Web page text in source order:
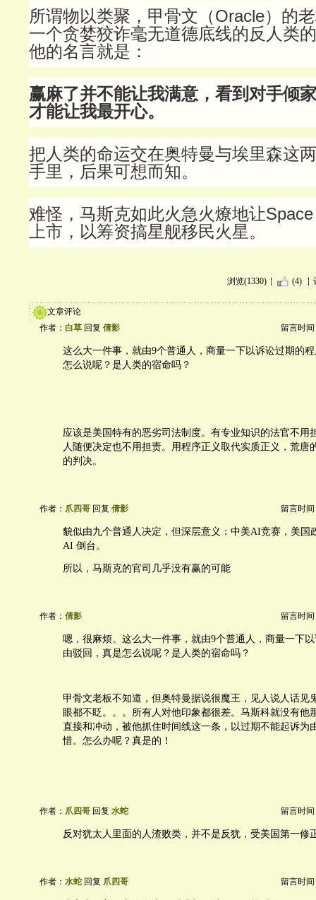
所谓物以类聚，甲骨文（Oracle）的
一个贪婪狡诈毫无道德底线的反人类
他的名言就是：
赢麻了并不能让我满意，看到对手倾
才能让我最开心。
把人类的命运交在奥特曼与埃里森这
手里，后果可想而知。
难怪，马斯克如此火急火燎地让
上市，以筹资搞星舰移民火星。
浏览(1330) (4)
文章评论
作者： 白草 回复 倩影 留言时间
这么大一件事，就由9个普通人，商量一下以诉讼过期的
怎么说呢？是人类的宿命吗？
应该是美国特有的恶劣司法制度。有专业知识的法官不用
人随便决定也不用担责。用程序正义取代实质正义，荒唐
的判决。
作者： 爪四哥 回复 倩影 留言时间
貌似由九个普通人决定，但深层意义：中美AI竞赛，美国
AI 倒台。
所以，马斯克的官司几乎没有赢的可能
作者： 倩影 留言时间
嗯，很麻烦。这么大一件事，就由9个普通人，商量一下
由驳回，真是怎么说呢？是人类的宿命吗？
甲骨文老板不知道，但奥特曼据说很魔王，见人说人话见
眼都不眨。。。所有人对他印象都很差。马斯科就没有他
直接和冲动，被他抓住时间线这一条，以过期不能起诉为
惜。怎么办呢？真是的！
作者： 爪四哥 回复 水蛇 留言时间
反对犹太人里面的人渣败类，并不是反犹，受美国第一修
作者： 水蛇 回复 爪四哥 留言时间